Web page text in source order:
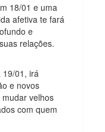
18/01 e uma
afetiva te fará
e
relações.
19/01, irá
e novos
velhos
com quem